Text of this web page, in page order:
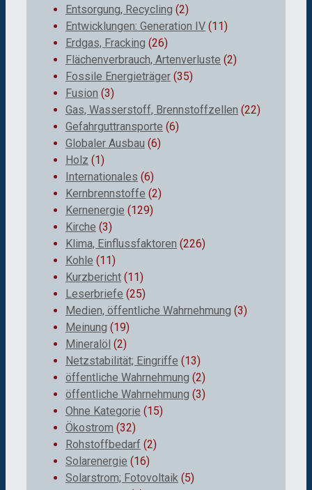
Entsorgung, Recycling (2)
Entwicklungen: Generation IV (11)
Erdgas, Fracking (26)
Flächenverbrauch, Artenverluste (2)
Fossile Energieträger (35)
Fusion (3)
Gas, Wasserstoff, Brennstoffzellen (22)
Gefahrguttransporte (6)
Globaler Ausbau (6)
Holz (1)
Internationales (6)
Kernbrennstoffe (2)
Kernenergie (129)
Kirche (3)
Klima, Einflussfaktoren (226)
Kohle (11)
Kurzbericht (11)
Leserbriefe (25)
Medien, öffentliche Wahrnehmung (3)
Meinung (19)
Mineralöl (2)
Netzstabilität; Eingriffe (13)
öffentliche Wahrnehmung (2)
öffentliche Wahrnehmung (3)
Ohne Kategorie (15)
Ökostrom (32)
Rohstoffbedarf (2)
Solarenergie (16)
Solarstrom; Fotovoltaik (5)